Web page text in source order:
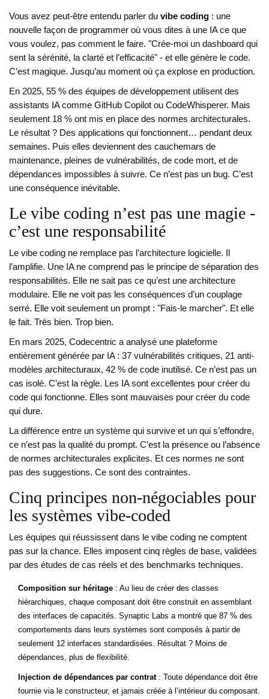
Vous avez peut-être entendu parler du vibe coding : une
nouvelle façon de programmer où vous dites à une IA ce que
vous voulez, pas comment le faire. "Crée-moi un dashboard qui
sent la sérénité, la clarté et l’efficacité" - et elle génère le code.
C’est magique. Jusqu’au moment où ça explose en production.
En 2025, 55 % des équipes de développement utilisent des
assistants IA comme GitHub Copilot ou CodeWhisperer. Mais
seulement 18 % ont mis en place des normes architecturales.
Le résultat ? Des applications qui fonctionnent… pendant deux
semaines. Puis elles deviennent des cauchemars de
maintenance, pleines de vulnérabilités, de code mort, et de
dépendances impossibles à suivre. Ce n’est pas un bug. C’est
une conséquence inévitable.
Le vibe coding n’est pas une magie -
c’est une responsabilité
Le vibe coding ne remplace pas l’architecture logicielle. Il
l’amplifie. Une IA ne comprend pas le principe de séparation des
responsabilités. Elle ne sait pas ce qu’est une architecture
modulaire. Elle ne voit pas les conséquences d’un couplage
serré. Elle voit seulement un prompt : "Fais-le marcher". Et elle
le fait. Très bien. Trop bien.
En mars 2025, Codecentric a analysé une plateforme
entièrement générée par IA : 37 vulnérabilités critiques, 21 anti-
modèles architecturaux, 42 % de code inutilisé. Ce n’est pas un
cas isolé. C’est la règle. Les IA sont excellentes pour créer du
code qui fonctionne. Elles sont mauvaises pour créer du code
qui dure.
La différence entre un système qui survive et un qui s’effondre,
ce n’est pas la qualité du prompt. C’est la présence ou l’absence
de normes architecturales explicites. Et ces normes ne sont
pas des suggestions. Ce sont des contraintes.
Cinq principes non-négociables pour
les systèmes vibe-coded
Les équipes qui réussissent dans le vibe coding ne comptent
pas sur la chance. Elles imposent cinq règles de base, validées
par des études de cas réels et des benchmarks techniques.
Composition sur héritage : Au lieu de créer des classes
hiérarchiques, chaque composant doit être construit en assemblant
des interfaces de capacités. Synaptic Labs a montré que 87 % des
comportements dans leurs systèmes sont composés à partir de
seulement 12 interfaces standardisées. Résultat ? Moins de
dépendances, plus de flexibilité.
Injection de dépendances par contrat: Toute dépendance doit être
fournie via le constructeur, et jamais créée à l’intérieur du composant.